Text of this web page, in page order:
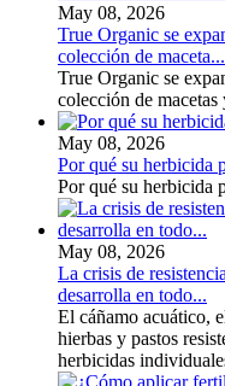
May 08, 2026
True Organic se
colección de maceta...
True Organic se
colección de
May 08, 2026
Por qué su herbicida
Por qué su herbicida
May 08, 2026
La crisis de
desarrolla en todo...
El cáñamo acuático,
hierbas y pastos
herbicidas